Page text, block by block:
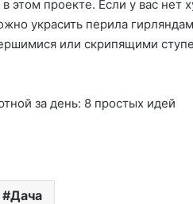
этом проекте. Если у вас нет
украсить перила
или скрипящими
Дача